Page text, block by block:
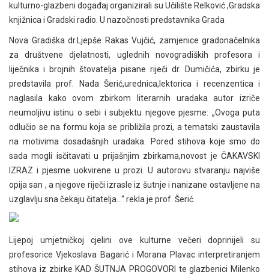
kulturno-glazbeni događaj organizirali su Učilište Relković ,Gradska
knjižnica i Gradski radio. U nazočnosti predstavnika Grada
Nova Gradiška dr.Ljepše Rakas Vujčić, zamjenice gradonačelnika
za društvene djelatnosti, uglednih novogradiških profesora i
liječnika i brojnih štovatelja pisane riječi dr. Dumičića, zbirku je
predstavila prof. Nada Šerić,urednica,lektorica i recenzentica i
naglasila kako ovom zbirkom literarnih uradaka autor izriče
neumoljivu istinu o sebi i subjektu njegove pjesme: „Ovoga puta
odlučio se na formu koja se približila prozi, a tematski zaustavila
na motivima dosadašnjih uradaka. Pored stihova koje smo do
sada mogli isčitavati u prijašnjim zbirkama,novost je ČAKAVSKI
IZRAZ i pjesme uokvirene u prozi. U autorovu stvaranju najviše
opija san , a njegove riječi izrasle iz šutnje i nanizane ostavljene na
uzglavlju sna čekaju čitatelja…“ rekla je prof. Šerić.
Lijepoj umjetničkoj cjelini ove kulturne večeri doprinijeli su
profesorice Vjekoslava Bagarić i Morana Plavac interpretiranjem
stihova iz zbirke KAD ŠUTNJA PROGOVORI te glazbenici Milenko